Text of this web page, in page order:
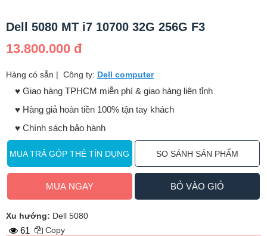
Dell 5080 MT i7 10700 32G 256G F3
13.800.000 đ
Hàng có sẳn | Công ty: Dell computer
♥️ Giao hàng TPHCM miễn phí & giao hàng liên tỉnh
♥️ Hàng giả hoàn tiền 100% tận tay khách
♥️ Chính sách bảo hành
MUA TRẢ GÓP THẺ TÍN DỤNG SO SÁNH SẢN PHẨM
MUA NGAY BỎ VÀO GIỎ
Xu hướng: Dell 5080
61 Copy